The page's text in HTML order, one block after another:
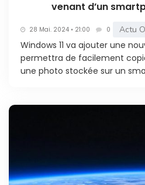
venant d’un
28 Mai. 2024 • 21:00 0 Actu
Windows 11 va ajouter une
permettra de facilement
une photo stockée sur un